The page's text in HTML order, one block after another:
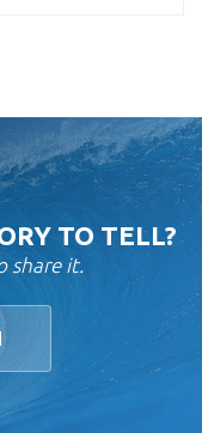
TO TELL?
share it.